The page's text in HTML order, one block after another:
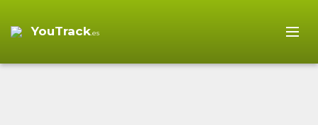
YouTrack.es